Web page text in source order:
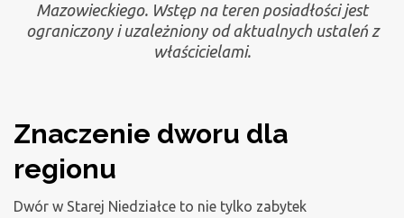
Mazowieckiego. Wstęp na teren posiadłości jest
ograniczony i uzależniony od aktualnych ustaleń z
właścicielami.
Znaczenie dworu dla
regionu
Dwór w Starej Niedziałce to nie tylko zabytek